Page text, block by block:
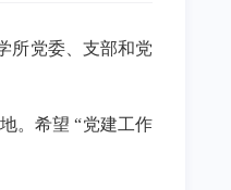
所党委、支部和党
。希望 “党建工作